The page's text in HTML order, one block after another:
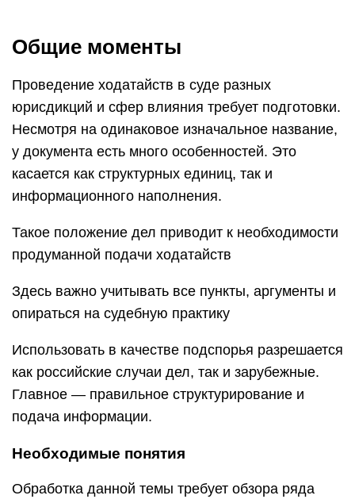
Общие моменты
Проведение ходатайств в суде разных
юрисдикций и сфер влияния требует подготовки.
Несмотря на одинаковое изначальное название,
у документа есть много особенностей. Это
касается как структурных единиц, так и
информационного наполнения.
Такое положение дел приводит к необходимости
продуманной подачи ходатайств
Здесь важно учитывать все пункты, аргументы и
опираться на судебную практику
Использовать в качестве подспорья разрешается
как российские случаи дел, так и зарубежные.
Главное — правильное структурирование и
подача информации.
Необходимые понятия
Обработка данной темы требует обзора ряда